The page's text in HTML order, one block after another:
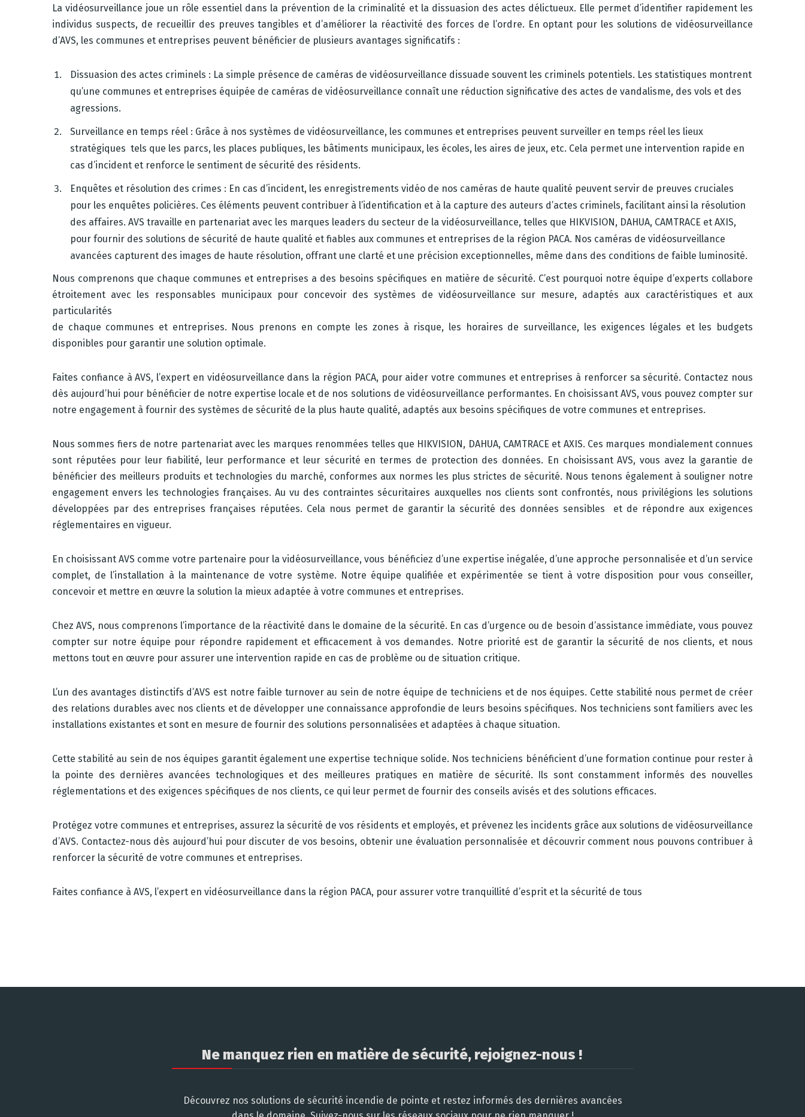
La vidéosurveillance joue un rôle essentiel dans la prévention de la criminalité et la dissuasion des actes délictueux. Elle permet d’identifier rapidement les
individus suspects, de recueillir des preuves tangibles et d’améliorer la réactivité des forces de l’ordre. En optant pour les solutions de vidéosurveillance
d’AVS, les communes et entreprises peuvent bénéficier de plusieurs avantages significatifs :
Dissuasion des actes criminels : La simple présence de caméras de vidéosurveillance dissuade souvent les criminels potentiels. Les statistiques montrent
qu’une communes et entreprises équipée de caméras de vidéosurveillance connaît une réduction significative des actes de vandalisme, des vols et des
agressions.
Surveillance en temps réel : Grâce à nos systèmes de vidéosurveillance, les communes et entreprises peuvent surveiller en temps réel les lieux
stratégiques tels que les parcs, les places publiques, les bâtiments municipaux, les écoles, les aires de jeux, etc. Cela permet une intervention rapide en
cas d’incident et renforce le sentiment de sécurité des résidents.
Enquêtes et résolution des crimes : En cas d’incident, les enregistrements vidéo de nos caméras de haute qualité peuvent servir de preuves cruciales
pour les enquêtes policières. Ces éléments peuvent contribuer à l’identification et à la capture des auteurs d’actes criminels, facilitant ainsi la résolution
des affaires. AVS travaille en partenariat avec les marques leaders du secteur de la vidéosurveillance, telles que HIKVISION, DAHUA, CAMTRACE et AXIS,
pour fournir des solutions de sécurité de haute qualité et fiables aux communes et entreprises de la région PACA. Nos caméras de vidéosurveillance
avancées capturent des images de haute résolution, offrant une clarté et une précision exceptionnelles, même dans des conditions de faible luminosité.
Nous comprenons que chaque communes et entreprises a des besoins spécifiques en matière de sécurité. C’est pourquoi notre équipe d’experts collabore
étroitement avec les responsables municipaux pour concevoir des systèmes de vidéosurveillance sur mesure, adaptés aux caractéristiques et aux
particularités
de chaque communes et entreprises. Nous prenons en compte les zones à risque, les horaires de surveillance, les exigences légales et les budgets
disponibles pour garantir une solution optimale.
Faites confiance à AVS, l’expert en vidéosurveillance dans la région PACA, pour aider votre communes et entreprises à renforcer sa sécurité. Contactez nous
dès aujourd’hui pour bénéficier de notre expertise locale et de nos solutions de vidéosurveillance performantes. En choisissant AVS, vous pouvez compter sur
notre engagement à fournir des systèmes de sécurité de la plus haute qualité, adaptés aux besoins spécifiques de votre communes et entreprises.
Nous sommes fiers de notre partenariat avec les marques renommées telles que HIKVISION, DAHUA, CAMTRACE et AXIS. Ces marques mondialement connues
sont réputées pour leur fiabilité, leur performance et leur sécurité en termes de protection des données. En choisissant AVS, vous avez la garantie de
bénéficier des meilleurs produits et technologies du marché, conformes aux normes les plus strictes de sécurité. Nous tenons également à souligner notre
engagement envers les technologies françaises. Au vu des contraintes sécuritaires auxquelles nos clients sont confrontés, nous privilégions les solutions
développées par des entreprises françaises réputées. Cela nous permet de garantir la sécurité des données sensibles et de répondre aux exigences
réglementaires en vigueur.
En choisissant AVS comme votre partenaire pour la vidéosurveillance, vous bénéficiez d’une expertise inégalée, d’une approche personnalisée et d’un service
complet, de l’installation à la maintenance de votre système. Notre équipe qualifiée et expérimentée se tient à votre disposition pour vous conseiller,
concevoir et mettre en œuvre la solution la mieux adaptée à votre communes et entreprises.
Chez AVS, nous comprenons l’importance de la réactivité dans le domaine de la sécurité. En cas d’urgence ou de besoin d’assistance immédiate, vous pouvez
compter sur notre équipe pour répondre rapidement et efficacement à vos demandes. Notre priorité est de garantir la sécurité de nos clients, et nous
mettons tout en œuvre pour assurer une intervention rapide en cas de problème ou de situation critique.
L’un des avantages distinctifs d’AVS est notre faible turnover au sein de notre équipe de techniciens et de nos équipes. Cette stabilité nous permet de créer
des relations durables avec nos clients et de développer une connaissance approfondie de leurs besoins spécifiques. Nos techniciens sont familiers avec les
installations existantes et sont en mesure de fournir des solutions personnalisées et adaptées à chaque situation.
Cette stabilité au sein de nos équipes garantit également une expertise technique solide. Nos techniciens bénéficient d’une formation continue pour rester à
la pointe des dernières avancées technologiques et des meilleures pratiques en matière de sécurité. Ils sont constamment informés des nouvelles
réglementations et des exigences spécifiques de nos clients, ce qui leur permet de fournir des conseils avisés et des solutions efficaces.
Protégez votre communes et entreprises, assurez la sécurité de vos résidents et employés, et prévenez les incidents grâce aux solutions de vidéosurveillance
d’AVS. Contactez-nous dès aujourd’hui pour discuter de vos besoins, obtenir une évaluation personnalisée et découvrir comment nous pouvons contribuer à
renforcer la sécurité de votre communes et entreprises.
Faites confiance à AVS, l’expert en vidéosurveillance dans la région PACA, pour assurer votre tranquillité d’esprit et la sécurité de tous
Ne manquez rien en matière de sécurité, rejoignez-nous !
Découvrez nos solutions de sécurité incendie de pointe et restez informés des dernières avancées